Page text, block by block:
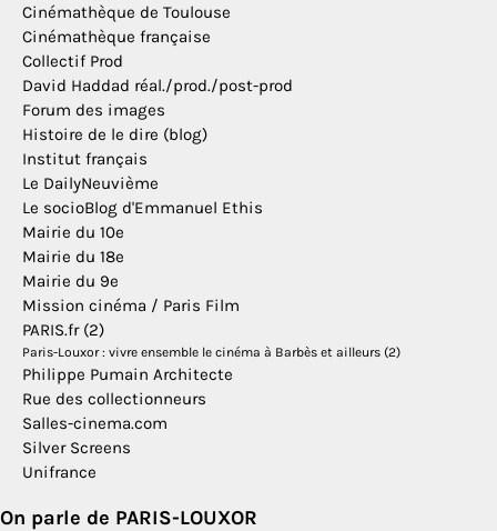
Cinémathèque de Toulouse
Cinémathèque française
Collectif Prod
David Haddad réal./prod./post-prod
Forum des images
Histoire de le dire (blog)
Institut français
Le DailyNeuvième
Le socioBlog d'Emmanuel Ethis
Mairie du 10e
Mairie du 18e
Mairie du 9e
Mission cinéma / Paris Film
PARIS.fr (2)
Paris-Louxor : vivre ensemble le cinéma à Barbès et ailleurs (2)
Philippe Pumain Architecte
Rue des collectionneurs
Salles-cinema.com
Silver Screens
Unifrance
On parle de PARIS-LOUXOR